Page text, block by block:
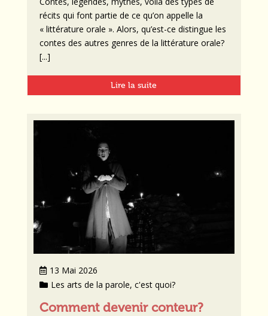
récits qui font partie de ce qu’on appelle la
« littérature orale ». Alors, qu’est-ce distingue les
contes des autres genres de la littérature orale?
[...]
Lire la suite
13 Mai 2026
Les arts de la parole, c'est quoi?
Comment devenir conteur?